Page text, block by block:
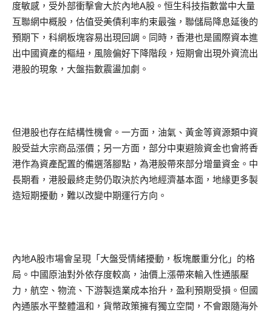
度敏感，受外部衝擊會大於內地A股。恒生科技指數當中大量
互聯網中概股，估值受美債利率約束最強，聯儲局降息延後的
預期下，科網板塊容易出現回調。同時，香港也是國際資本進
出中國資產的樞紐，風險偏好下降階段，短期會出現外資流出
港股的現象，大盤指數震盪加劇。
但港股也存在結構性機會。一方面，油氣、黃金等資源類中資
股受益大宗商品漲價；另一方面，部分中東避險資金也會將香
港作為資產配置的備選落腳點，為港股帶來部分增量資金。中
長期看，港股最終走勢仍取決於內地經濟基本面，地緣更多製
造短期擾動，難以改變中期運行方向。
內地A股市場會呈現「大盤受情緒擾動，板塊嚴重分化」的格
局。中國原油對外依存度較高，油價上漲帶來輸入性通脹壓
力，航空、物流、下游製造業成本抬升，盈利預期受損。但國
內通脹水平整體溫和，貨幣政策擁有獨立空間，不會跟隨海外